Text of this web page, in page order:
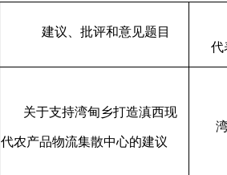
建议、批评和意见题目
代
关于支持湾甸乡打造滇西现
代农产品物流集散中心的建议